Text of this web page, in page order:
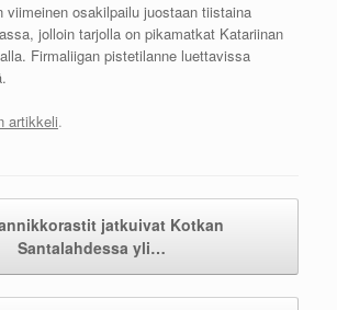
viimeinen osakilpailu juostaan tiistaina
jolloin tarjolla on pikamatkat Katariinan
Firmaliigan pistetilanne luettavissa
artikkeli.
jatkuivat Kotkan
Santalahdessa yli…